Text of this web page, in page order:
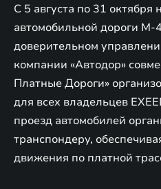
С 5 августа по 31
автомобильной дороги М-
доверительном
компании «Автодор»
Платные Дороги»
для всех владельцев
проезд автомобилей
транспондеру,
движения по платной